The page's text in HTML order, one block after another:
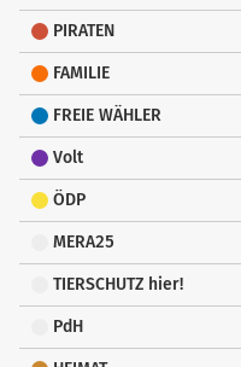
PIRATEN
FAMILIE
FREIE WÄHLER
Volt
ÖDP
MERA25
TIERSCHUTZ hier!
PdH